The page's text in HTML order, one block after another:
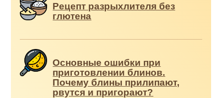
Рецепт разрыхлителя без
глютена
Основные ошибки при
приготовлении блинов.
Почему блины прилипают,
рвутся и пригорают?